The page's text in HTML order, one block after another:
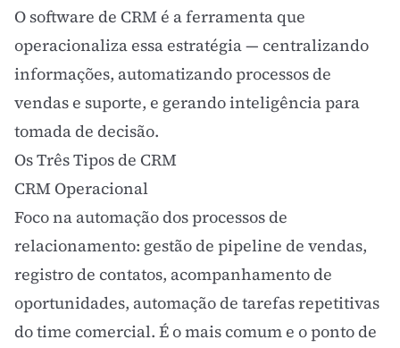
O software de CRM é a ferramenta que
operacionaliza essa estratégia — centralizando
informações, automatizando processos de
vendas e suporte, e gerando inteligência para
tomada de decisão.
Os Três Tipos de CRM
CRM Operacional
Foco na automação dos processos de
relacionamento: gestão de pipeline de vendas,
registro de contatos, acompanhamento de
oportunidades, automação de tarefas repetitivas
do time comercial. É o mais comum e o ponto de